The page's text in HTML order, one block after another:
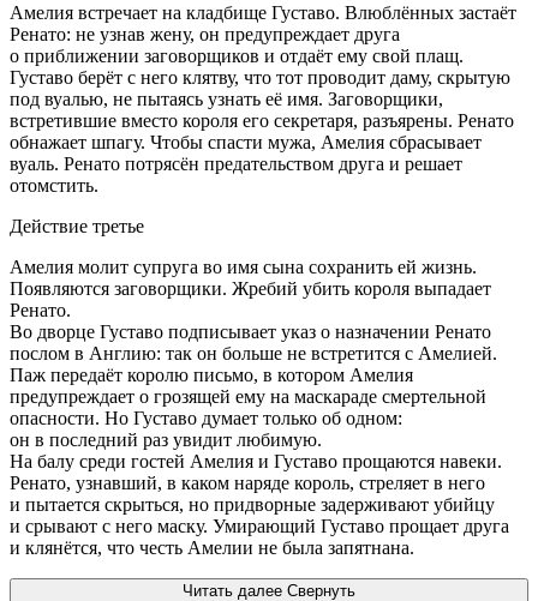
Амелия встречает на кладбище Густаво. Влюблённых застаёт
Ренато: не узнав жену, он предупреждает друга
о приближении заговорщиков и отдаёт ему свой плащ.
Густаво берёт с него клятву, что тот проводит даму, скрытую
под вуалью, не пытаясь узнать её имя. Заговорщики,
встретившие вместо короля его секретаря, разъярены. Ренато
обнажает шпагу. Чтобы спасти мужа, Амелия сбрасывает
вуаль. Ренато потрясён предательством друга и решает
отомстить.
Действие третье
Амелия молит супруга во имя сына сохранить ей жизнь.
Появляются заговорщики. Жребий убить короля выпадает
Ренато.
Во дворце Густаво подписывает указ о назначении Ренато
послом в Англию: так он больше не встретится с Амелией.
Паж передаёт королю письмо, в котором Амелия
предупреждает о грозящей ему на маскараде смертельной
опасности. Но Густаво думает только об одном:
он в последний раз увидит любимую.
На балу среди гостей Амелия и Густаво прощаются навеки.
Ренато, узнавший, в каком наряде король, стреляет в него
и пытается скрыться, но придворные задерживают убийцу
и срывают с него маску. Умирающий Густаво прощает друга
и клянётся, что честь Амелии не была запятнана.
Читать далее Свернуть